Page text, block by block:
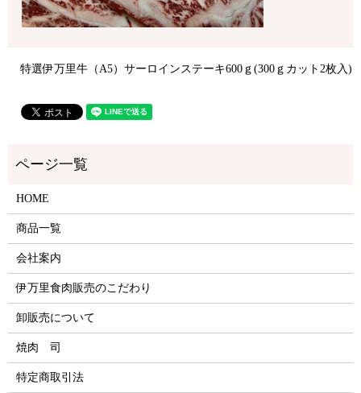
特選伊万里牛（A5）サーロインステーキ600ｇ(300ｇカット2枚入)
HOME
商品一覧
会社案内
伊万里食肉販売のこだわり
卸販売について
焼肉 司
特定商取引法